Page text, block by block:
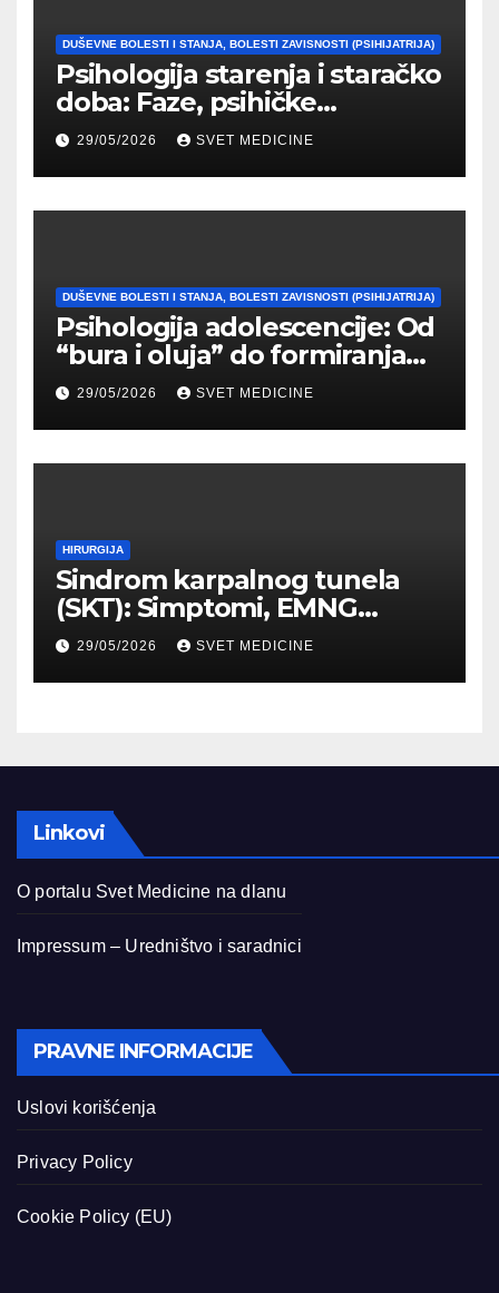
DUŠEVNE BOLESTI I STANJA, BOLESTI ZAVISNOSTI (PSIHIJATRIJA)
Psihologija starenja i staračko
doba: Faze, psihičke
promene i tipovi
prilagođavanja
29/05/2026 SVET MEDICINE
DUŠEVNE BOLESTI I STANJA, BOLESTI ZAVISNOSTI (PSIHIJATRIJA)
Psihologija adolescencije: Od
“bura i oluja” do formiranja
stabilnog identiteta
29/05/2026 SVET MEDICINE
HIRURGIJA
Sindrom karpalnog tunela
(SKT): Simptomi, EMNG
dijagnostika i lečenje
29/05/2026 SVET MEDICINE
Linkovi
O portalu Svet Medicine na dlanu
Impressum – Uredništvo i saradnici
PRAVNE INFORMACIJE
Uslovi korišćenja
Privacy Policy
Cookie Policy (EU)